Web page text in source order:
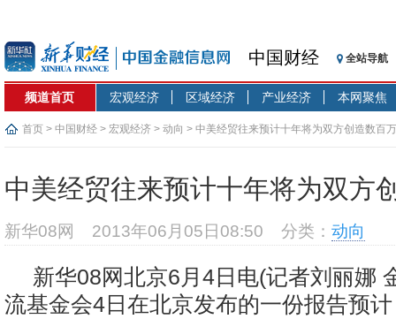
中国财经 全站导航
频道首页 宏观经济 区域经济 产业经济 本网聚焦
首页 > 中国财经 > 宏观经济 > 动向 > 中美经贸往来预计十年将为双方创造数百
中美经贸往来预计十年将为双方
新华08网 2013年06月05日08:50 分类： 动向
新华08网北京6月4日电(记者刘丽娜
流基金会4日在北京发布的一份报告预